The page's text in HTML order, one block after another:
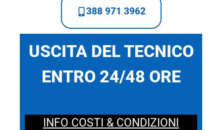
388 971 3962
USCITA DEL TECNICO
ENTRO 24/48 ORE
INFO COSTI & CONDIZIONI